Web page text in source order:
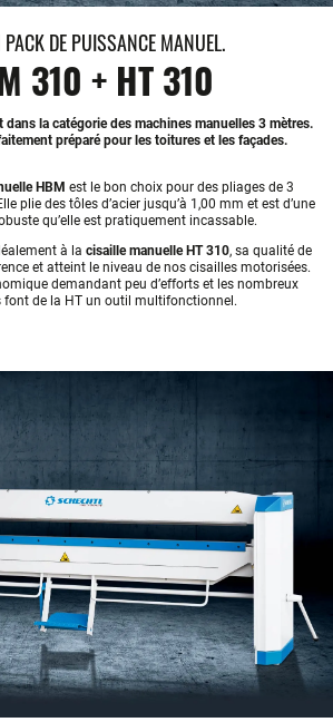
DE PUISSANCE MANUEL.
310 + HT 310
dans la catégorie des machines manuelles 3 mètres.
préparé pour les toitures et les façades.
HBM est le bon choix pour des pliages de 3
plie des tôles d’acier jusqu’à 1,00 mm et est d’une
qu’elle est pratiquement incassable.
à la cisaille manuelle HT 310, sa qualité de
et atteint le niveau de nos cisailles motorisées.
demandant peu d’efforts et les nombreux
font de la HT un outil multifonctionnel.